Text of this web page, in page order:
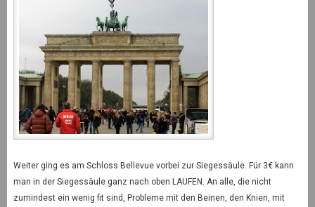
Weiter ging es am Schloss Bellevue vorbei zur Siegessäule. Für 3€ kann
man in der Siegessäule ganz nach oben LAUFEN. An alle, die nicht
zumindest ein wenig fit sind, Probleme mit den Beinen, den Knien, mit